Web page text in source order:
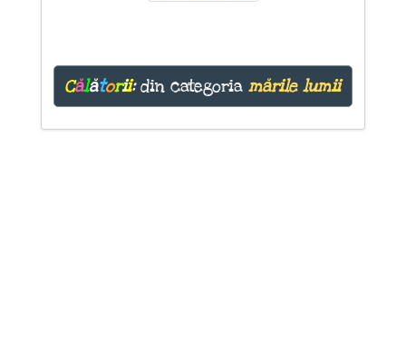
Călătorii:din categoriamările lumii